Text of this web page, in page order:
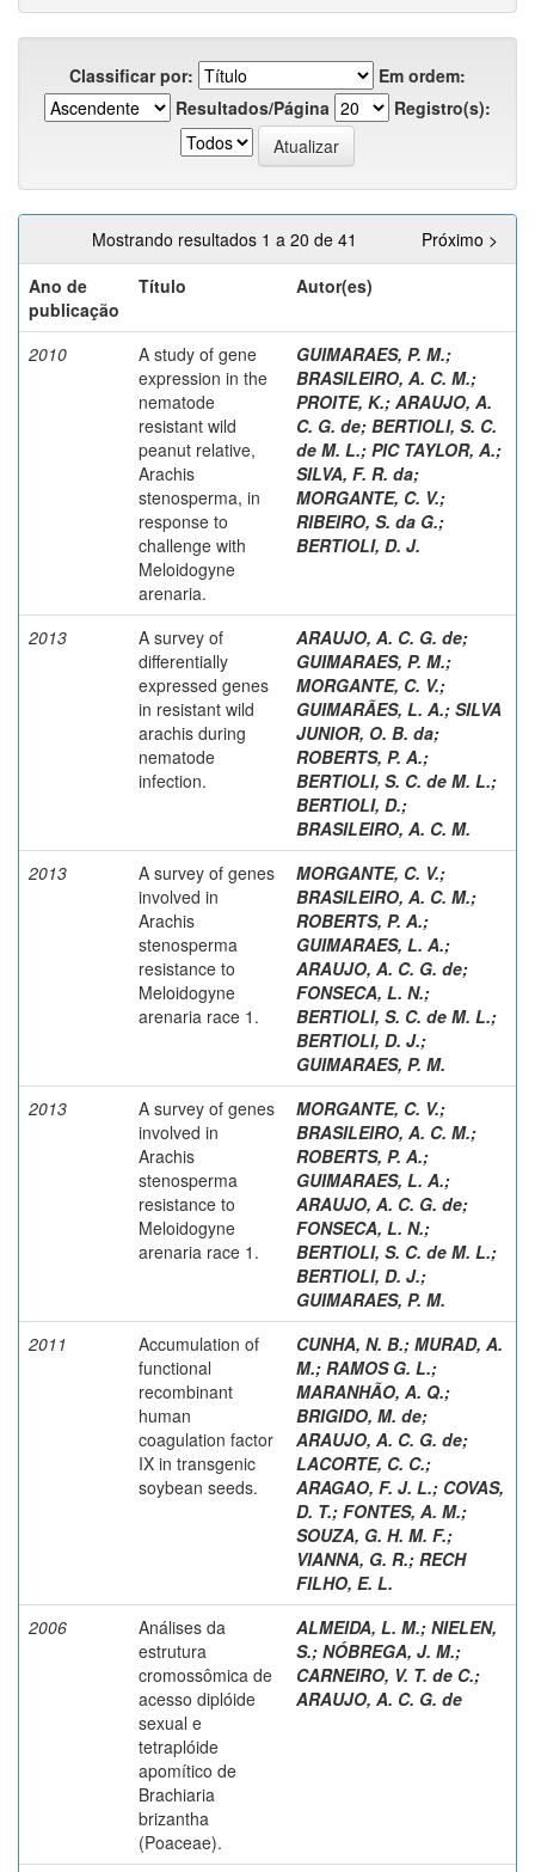
Classificar por:
Em ordem:
Resultados/Página
Registro(s):
Mostrando resultados 1 a 20 de 41
Próximo >
Ano de
publicação
Título Autor(es)
2010
A study of gene
expression in the
nematode
resistant wild
peanut relative,
Arachis
stenosperma, in
response to
challenge with
Meloidogyne
arenaria.
GUIMARAES, P. M.;
BRASILEIRO, A. C. M.;
PROITE, K.; ARAUJO, A.
C. G. de; BERTIOLI, S. C.
de M. L.; PIC TAYLOR, A.;
SILVA, F. R. da;
MORGANTE, C. V.;
RIBEIRO, S. da G.;
BERTIOLI, D. J.
2013
A survey of
differentially
expressed genes
in resistant wild
arachis during
nematode
infection.
ARAUJO, A. C. G. de;
GUIMARAES, P. M.;
MORGANTE, C. V.;
GUIMARÃES, L. A.; SILVA
JUNIOR, O. B. da;
ROBERTS, P. A.;
BERTIOLI, S. C. de M. L.;
BERTIOLI, D.;
BRASILEIRO, A. C. M.
2013
A survey of genes
involved in
Arachis
stenosperma
resistance to
Meloidogyne
arenaria race 1.
MORGANTE, C. V.;
BRASILEIRO, A. C. M.;
ROBERTS, P. A.;
GUIMARAES, L. A.;
ARAUJO, A. C. G. de;
FONSECA, L. N.;
BERTIOLI, S. C. de M. L.;
BERTIOLI, D. J.;
GUIMARAES, P. M.
2013
A survey of genes
involved in
Arachis
stenosperma
resistance to
Meloidogyne
arenaria race 1.
MORGANTE, C. V.;
BRASILEIRO, A. C. M.;
ROBERTS, P. A.;
GUIMARAES, L. A.;
ARAUJO, A. C. G. de;
FONSECA, L. N.;
BERTIOLI, S. C. de M. L.;
BERTIOLI, D. J.;
GUIMARAES, P. M.
2011
Accumulation of
functional
recombinant
human
coagulation factor
IX in transgenic
soybean seeds.
CUNHA, N. B.; MURAD, A.
M.; RAMOS G. L.;
MARANHÃO, A. Q.;
BRIGIDO, M. de;
ARAUJO, A. C. G. de;
LACORTE, C. C.;
ARAGAO, F. J. L.; COVAS,
D. T.; FONTES, A. M.;
SOUZA, G. H. M. F.;
VIANNA, G. R.; RECH
FILHO, E. L.
2006
Análises da
estrutura
cromossômica de
acesso diplóide
sexual e
tetraplóide
apomítico de
Brachiaria
brizantha
(Poaceae).
ALMEIDA, L. M.; NIELEN,
S.; NÓBREGA, J. M.;
CARNEIRO, V. T. de C.;
ARAUJO, A. C. G. de